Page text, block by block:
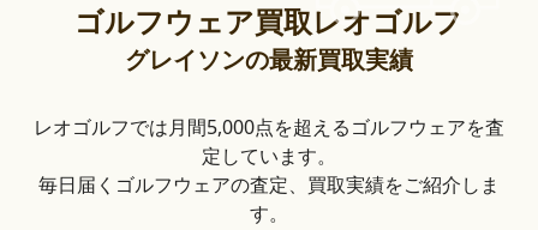
ゴルフウェア買取レオゴルフ
グレイソンの最新買取実績
レオゴルフでは月間5,000点を超えるゴルフウェアを査
定しています。
毎日届くゴルフウェアの査定、買取実績をご紹介しま
す。